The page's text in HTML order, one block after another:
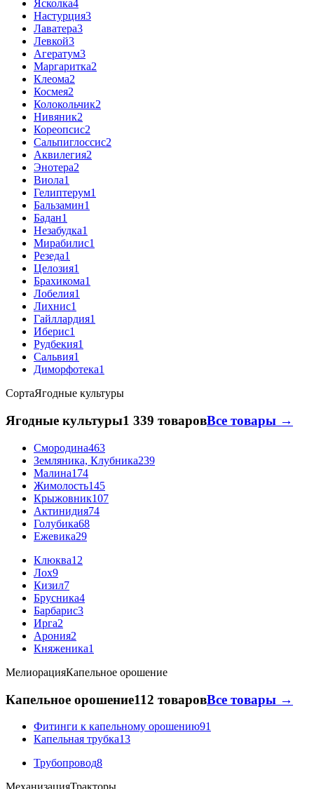
Ясколка4
Настурция3
Лаватера3
Левкой3
Агератум3
Маргаритка2
Клеома2
Космея2
Колокольчик2
Нивяник2
Кореопсис2
Сальпиглоссис2
Аквилегия2
Энотера2
Виола1
Гелиптерум1
Бальзамин1
Бадан1
Незабудка1
Мирабилис1
Резеда1
Целозия1
Брахикома1
Лобелия1
Лихнис1
Гайллардия1
Иберис1
Рудбекия1
Сальвия1
Диморфотека1
СортаЯгодные культуры
Ягодные культуры1 339 товаровВсе товары →
Смородина463
Земляника, Клубника239
Малина174
Жимолость145
Крыжовник107
Актинидия74
Голубика68
Ежевика29
Клюква12
Лох9
Кизил7
Брусника4
Барбарис3
Ирга2
Арония2
Княженика1
МелиорацияКапельное орошение
Капельное орошение112 товаровВсе товары →
Фитинги к капельному орошению91
Капельная трубка13
Трубопровод8